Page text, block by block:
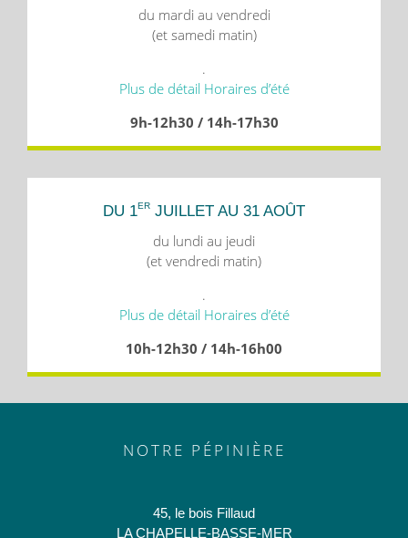
du mardi au vendredi
(et samedi matin)
.
Plus de détail Horaires d’été
9h-12h30 / 14h-17h30
DU 1ER JUILLET AU 31 AOÛT
du lundi au jeudi
(et vendredi matin)
.
Plus de détail Horaires d’été
10h-12h30 / 14h-16h00
NOTRE PÉPINIÈRE
45, le bois Fillaud
LA CHAPELLE-BASSE-MER